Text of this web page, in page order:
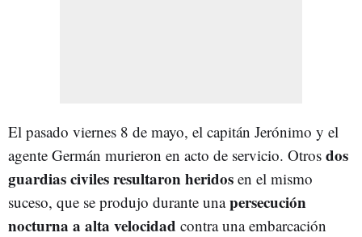
El pasado viernes 8 de mayo, el capitán Jerónimo y el
agente Germán murieron en acto de servicio. Otros dos
guardias civiles resultaron heridos en el mismo
suceso, que se produjo durante unapersecución
nocturna a alta velocidad contra una embarcación